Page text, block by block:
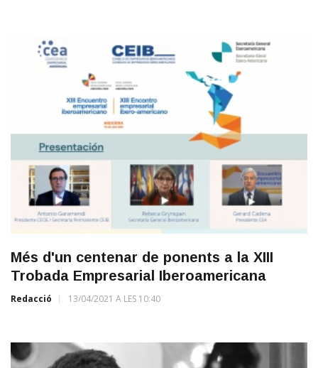
Més d'un centenar de ponents a la XIII
Trobada Empresarial Iberoamericana
Redacció 13/04/2021 A LES 10:40